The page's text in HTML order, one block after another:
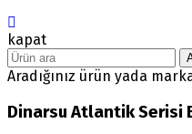
kapat
Aradığınız ürün yada
Dinarsu Atlantik Serisi